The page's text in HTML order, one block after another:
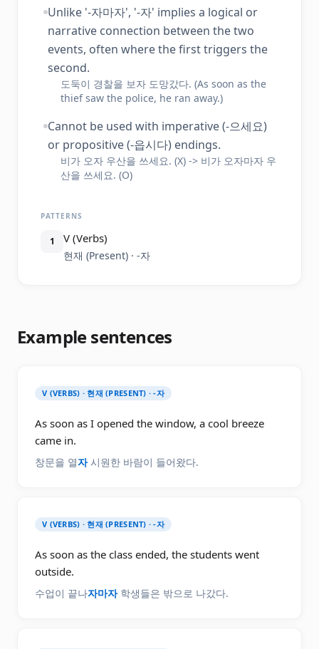
Unlike '-자마자', '-자' implies a logical or
narrative connection between the two
events, often where the first triggers the
second.
도둑이 경찰을 보자 도망갔다. (As soon as the
thief saw the police, he ran away.)
Cannot be used with imperative (-으세요)
or propositive (-읍시다) endings.
비가 오자 우산을 쓰세요. (X) -> 비가 오자마자 우
산을 쓰세요. (O)
PATTERNS
1 V (Verbs)
현재 (Present) · -자
Example sentences
V (VERBS) · 현재 (PRESENT) · -자
As soon as I opened the window, a cool breeze
came in.
창문을 열자시원한 바람이 들어왔다.
V (VERBS) · 현재 (PRESENT) · -자
As soon as the class ended, the students went
outside.
수업이 끝나자마자학생들은 밖으로 나갔다.